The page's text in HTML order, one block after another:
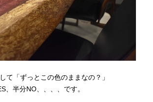
て「ずっとこの色のままなの？」
、半分NO、、、、です。